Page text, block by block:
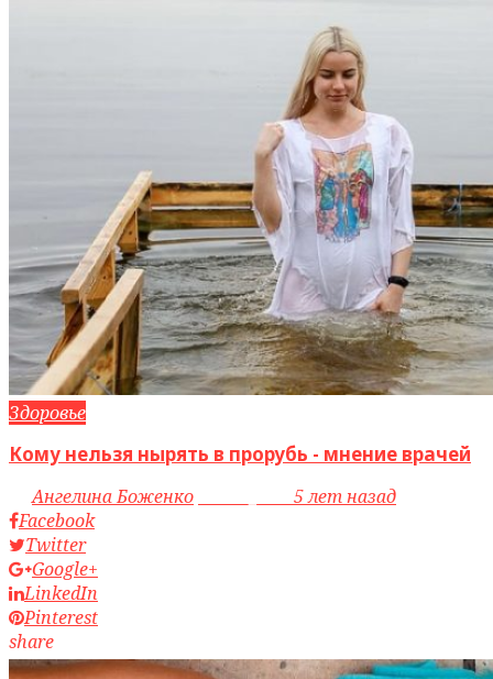
Здоровье
Кому нельзя нырять в прорубь - мнение врачей
byАнгелина Боженко
5 лет назад
Facebook
Twitter
Google+
LinkedIn
Pinterest
share